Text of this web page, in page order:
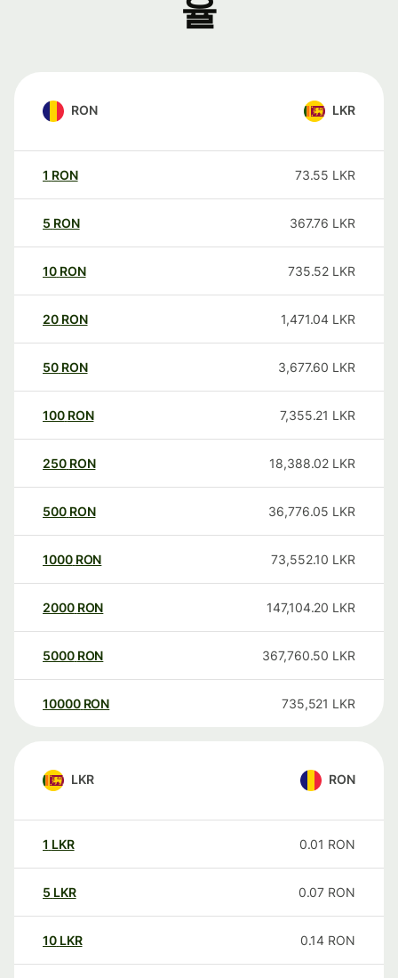
율
RON LKR
1 RON 73.55 LKR
5 RON 367.76 LKR
10 RON 735.52 LKR
20 RON 1,471.04 LKR
50 RON 3,677.60 LKR
100 RON 7,355.21 LKR
250 RON 18,388.02 LKR
500 RON 36,776.05 LKR
1000 RON 73,552.10 LKR
2000 RON 147,104.20 LKR
5000 RON 367,760.50 LKR
10000 RON 735,521 LKR
LKR RON
1 LKR 0.01 RON
5 LKR 0.07 RON
10 LKR 0.14 RON